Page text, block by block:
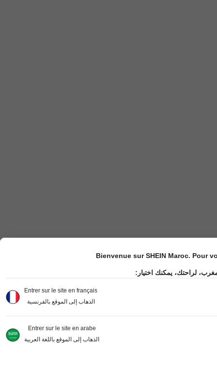
Bienvenue sur SHEIN Maroc. Pour
لراحتك، يمكنك اختيار:
Entrer sur le site en français
الذهاب إلى الموقع بالفرنسية
Entrer sur le site en arabe
الذهاب إلى الموقع باللغة العربية